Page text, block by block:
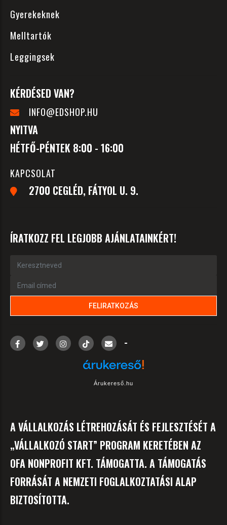
Gyerekeknek
Melltartók
Leggingsek
KÉRDÉSED VAN?
INFO@EDSHOP.HU
NYITVA
HÉTFŐ-PÉNTEK 8:00 - 16:00
KAPCSOLAT
2700 CEGLÉD, FÁTYOL U. 9.
ÍRATKOZZ FEL LEGJOBB AJÁNLATAINKÉRT!
-
Árukereső.hu
A VÁLLALKOZÁS LÉTREHOZÁSÁT ÉS FEJLESZTÉSÉT A
„VÁLLALKOZÓ START” PROGRAM KERETÉBEN AZ
OFA NONPROFIT KFT. TÁMOGATTA. A TÁMOGATÁS
FORRÁSÁT A NEMZETI FOGLALKOZTATÁSI ALAP
BIZTOSÍTOTTA.